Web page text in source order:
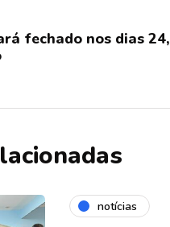
fechado nos dias 24,
notícias